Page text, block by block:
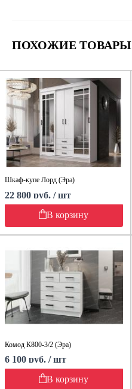
ПОХОЖИЕ ТОВАРЫ
Шкаф-купе Лорд (Эра)
22 800 руб. / шт
В корзину
Комод К800-3/2 (Эра)
6 100 руб. / шт
В корзину